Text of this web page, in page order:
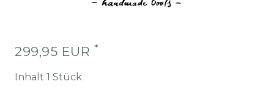
299,95 EUR *
Inhalt 1 Stück